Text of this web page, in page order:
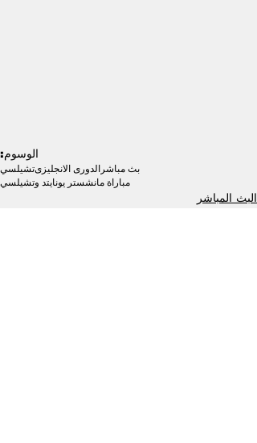
الوسوم:
بث مباشرالدورى الانجليزىتشيلسي
مباراة مانشستر يونايتد وتشيلسي
البث المباشر